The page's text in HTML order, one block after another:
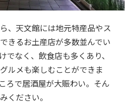
、天文館には地元特産品やス
きるお土産店が多数並んでい
でなく、飲食店も多くあり、
ルメも楽しむことができま
ろで居酒屋が大賑わい。そん
ください。